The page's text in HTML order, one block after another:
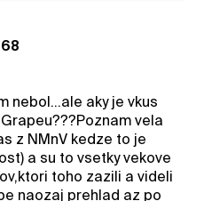
nebol...ale aky je vkus
vela
z NMnV kedze to je
a su to vsetky vekove
toho zazili a videli
naozaj prehlad az po